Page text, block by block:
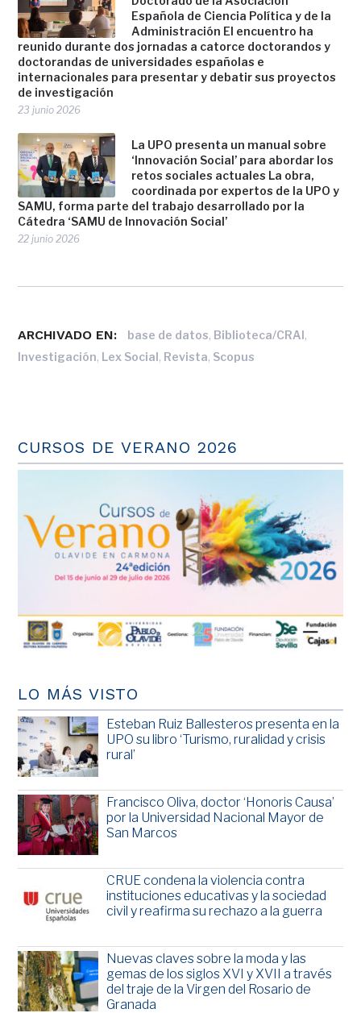
Española de Ciencia Política y de la
Administración El encuentro ha
reunido durante dos jornadas a catorce doctorandos y
doctorandas de universidades españolas e
internacionales para presentar y debatir sus proyectos
de investigación
23 junio 2026
La UPO presenta un manual sobre
‘Innovación Social’ para abordar los
retos sociales actuales La obra,
coordinada por expertos de la UPO y
SAMU, forma parte del trabajo desarrollado por la
Cátedra ‘SAMU de Innovación Social’
22 junio 2026
ARCHIVADO EN: base de datos, Biblioteca/CRAI,
Investigación, Lex Social, Revista, Scopus
CURSOS DE VERANO 2026
LO MÁS VISTO
Esteban Ruiz Ballesteros presenta en la
UPO su libro ‘Turismo, ruralidad y crisis
rural’
Francisco Oliva, doctor ‘Honoris Causa’
por la Universidad Nacional Mayor de
San Marcos
CRUE condena la violencia contra
instituciones educativas y la sociedad
civil y reafirma su rechazo a la guerra
Nuevas claves sobre la moda y las
gemas de los siglos XVI y XVII a través
del traje de la Virgen del Rosario de
Granada